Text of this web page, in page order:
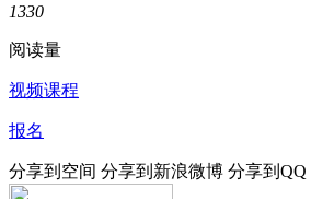
1330
阅读量
视频课程
报名
分享到空间 分享到新浪微博 分享到QQ